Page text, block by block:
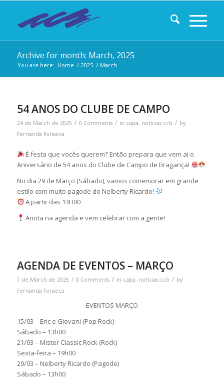
Archive for month: March, 2025
You are here: Home / 2025 / March
54 ANOS DO CLUBE DE CAMPO
24 de March de 2025 / 0 Comments / in capa, notícias ccb / by
Fernanda Fonseca
É festa que vocês querem? Então prepara que vem aí o
Aniversário de 54 anos do Clube de Campo de Bragança!
No dia 29 de Março (Sábado), vamos comemorar em grande
estilo com muito pagode do Nelberty Ricardo!
A partir das 13H00
Anota na agenda e vem celebrar com a gente!
AGENDA DE EVENTOS – MARÇO
7 de March de 2025 / 0 Comments / in capa, notícias ccb / by
Fernanda Fonseca
EVENTOS MARÇO
15/03 – Eric e Giovani (Pop Rock)
Sábado – 13h00
21/03 – Mister Classic Rock (Rock)
Sexta-feira – 19h00
29/03 – Nelberty Ricardo (Pagode)
Sábado – 13h00